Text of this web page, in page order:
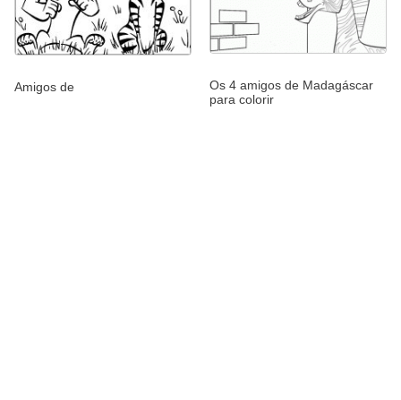
Amigos de
Os 4 amigos de Madagáscar
para colorir